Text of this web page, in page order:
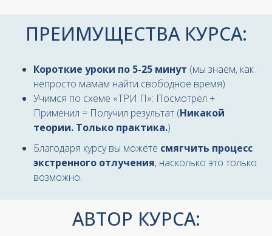
ПРЕИМУЩЕСТВА КУРСА:
Короткие уроки по 5-25 минут (мы знаем, как
непросто мамам найти свободное время)
Учимся по схеме «ТРИ П»: Посмотрел +
Применил = Получил результат (Никакой
теории. Только практика.)
Благодаря курсу вы можете смягчить процесс
экстренного отлучения, насколько это только
возможно.
АВТОР КУРСА: